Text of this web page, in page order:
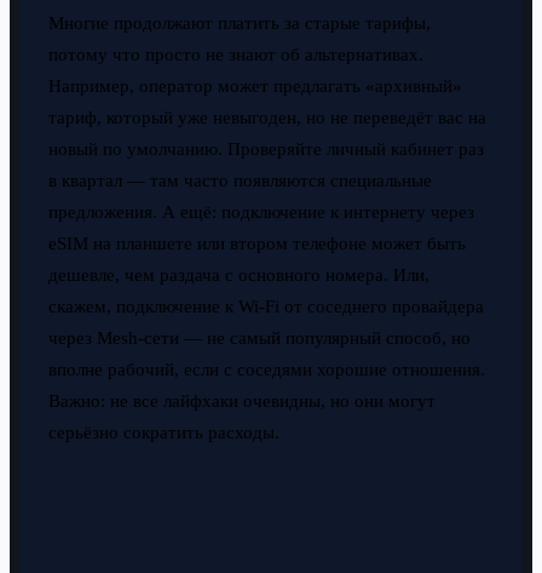
Многие продолжают платить за старые тарифы,
потому что просто не знают об альтернативах.
Например, оператор может предлагать «архивный»
тариф, который уже невыгоден, но не переведёт вас на
новый по умолчанию. Проверяйте личный кабинет раз
в квартал — там часто появляются специальные
предложения. А ещё: подключение к интернету через
eSIM на планшете или втором телефоне может быть
дешевле, чем раздача с основного номера. Или,
скажем, подключение к Wi-Fi от соседнего провайдера
через Mesh-сети — не самый популярный способ, но
вполне рабочий, если с соседями хорошие отношения.
Важно: не все лайфхаки очевидны, но они могут
серьёзно сократить расходы.